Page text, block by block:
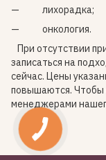
лихорадка;
онкология.
При отсутствии
записаться на
сейчас. Цены
повышаются. Чтобы
менеджерами